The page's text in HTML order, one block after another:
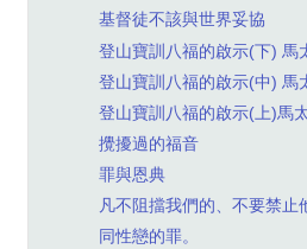
基督徒不該與世界妥協
登山寶訓八福的啟示(下) 馬
登山寶訓八福的啟示(中) 馬
登山寶訓八福的啟示(上)馬
攪擾過的福音
罪與恩典
凡不阻擋我們的、不要禁止
同性戀的罪。